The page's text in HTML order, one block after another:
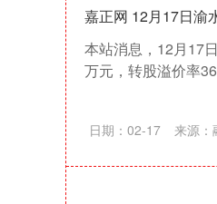
嘉正网 12月17日渝
本站消息，12月17
万元，转股溢价率
日期：02-17 来源：